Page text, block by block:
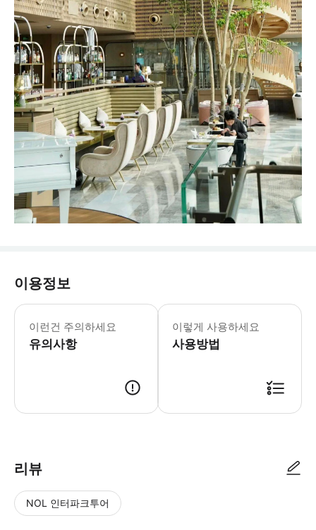
이용정보
이런건 주의하세요
유의사항
* 운단 낙원 관광 티켓: 운단 낙원 참
이렇게 사용하세요
사용방법
리뷰
NOL 인터파크투어